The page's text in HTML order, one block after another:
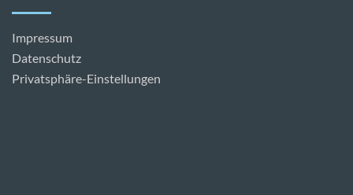
Impressum
Datenschutz
Privatsphäre-Einstellungen